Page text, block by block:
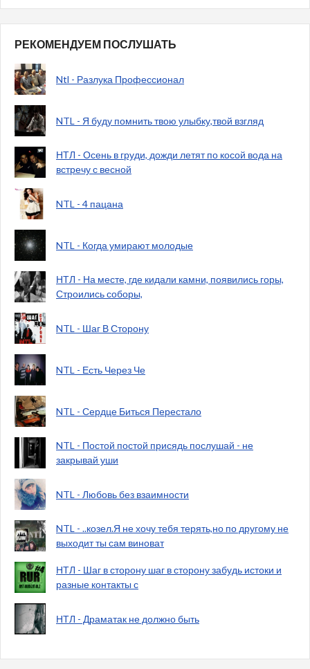
РЕКОМЕНДУЕМ ПОСЛУШАТЬ
Ntl - Разлука Профессионал
NTL - Я буду помнить твою улыбку,твой взгляд
НТЛ - Осень в груди, дожди летят по косой вода на
встречу с весной
NTL - 4 пацана
NTL - Когда умирают молодые
НТЛ - На месте, где кидали камни, появились горы,
Строились соборы,
NTL - Шаг В Сторону
NTL - Есть Через Че
NTL - Сердце Биться Перестало
NTL - Постой постой присядь послушай - не
закрывай уши
NTL - Любовь без взаимности
NTL - ..козел.Я не хочу тебя терять,но по другому не
выходит ты сам виноват
НТЛ - Шаг в сторону шаг в сторону забудь истоки и
разные контакты с
НТЛ - Драматак не должно быть